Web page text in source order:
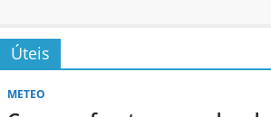
Úteis
METEO